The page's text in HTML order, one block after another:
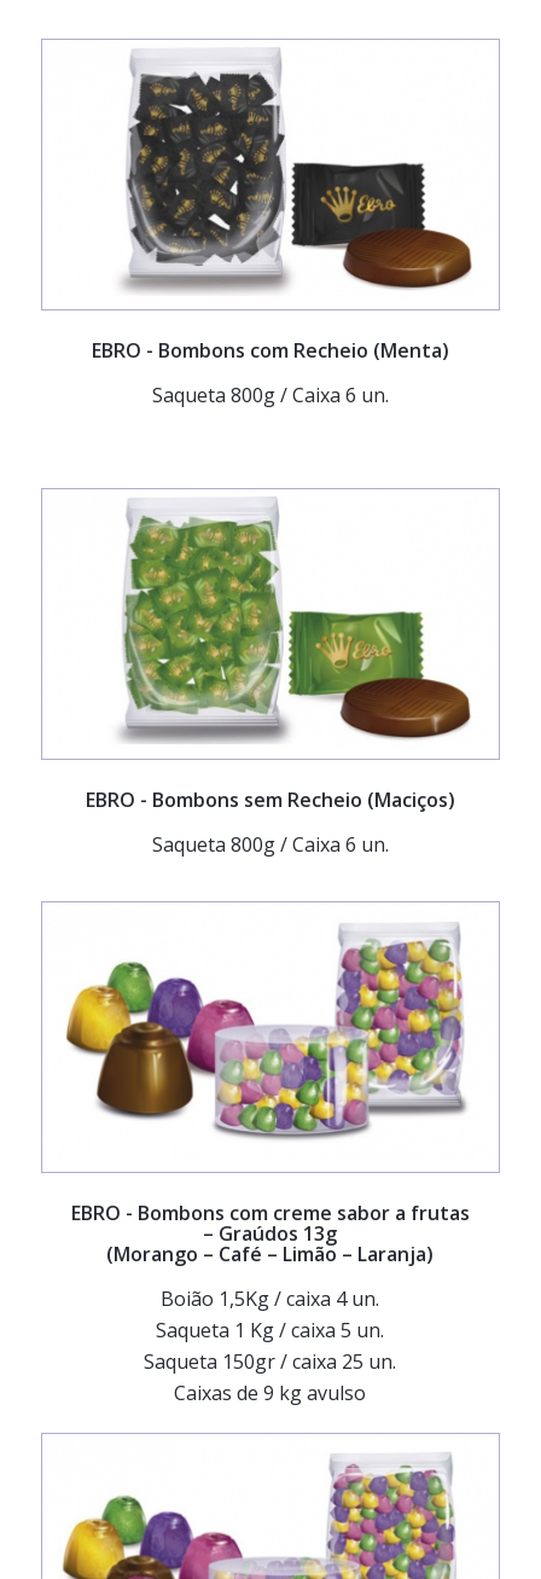
EBRO - Bombons com Recheio (Menta)
Saqueta 800g / Caixa 6 un.
EBRO - Bombons sem Recheio (Maciços)
Saqueta 800g / Caixa 6 un.
EBRO - Bombons com creme sabor a frutas
– Graúdos 13g
(Morango – Café – Limão – Laranja)
Boião 1,5Kg / caixa 4 un.
Saqueta 1 Kg / caixa 5 un.
Saqueta 150gr / caixa 25 un.
Caixas de 9 kg avulso